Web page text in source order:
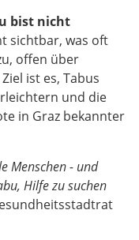
bist nicht
sichtbar, was oft
offen über
ist es, Tabus
und die
in Graz bekannter
Menschen - und
Hilfe zu suchen